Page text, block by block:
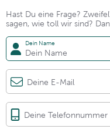
Hast Du eine Frage?
sagen, wie toll wir sind?
Dein Name
Deine E-Mail
Deine